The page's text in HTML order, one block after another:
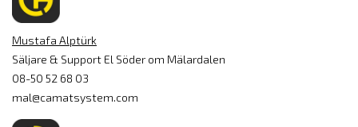
Mustafa Alptürk
Säljare & Support El Söder om Mälardalen
08-50 52 68 03
mal@camatsystem.com